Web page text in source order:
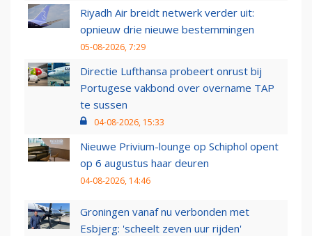
Riyadh Air breidt netwerk verder uit:
opnieuw drie nieuwe bestemmingen
05-08-2026, 7:29
Directie Lufthansa probeert onrust bij
Portugese vakbond over overname TAP
te sussen
04-08-2026, 15:33
Nieuwe Privium-lounge op Schiphol opent
op 6 augustus haar deuren
04-08-2026, 14:46
Groningen vanaf nu verbonden met
Esbjerg: 'scheelt zeven uur rijden'